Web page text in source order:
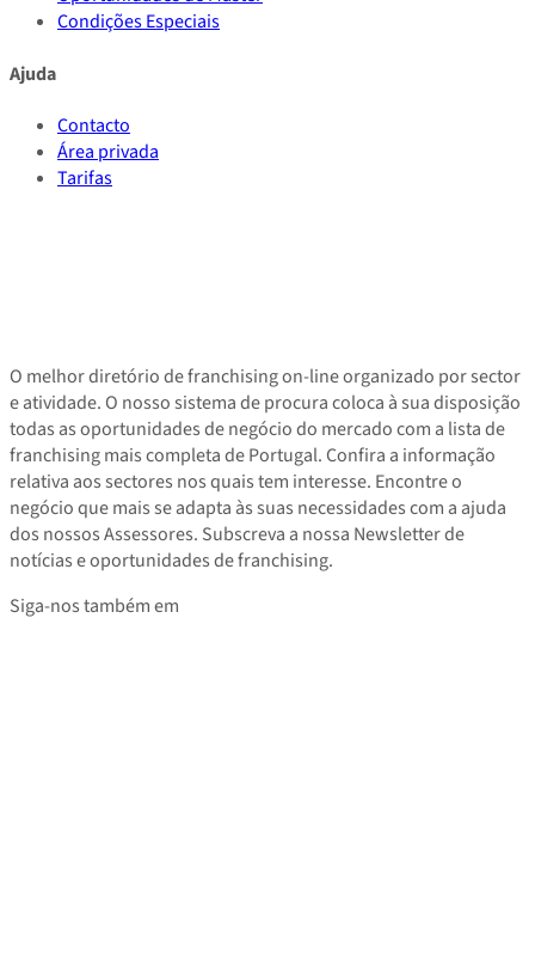
Condições Especiais
Ajuda
Contacto
Área privada
Tarifas
O melhor diretório de franchising on-line organizado por sector
e atividade. O nosso sistema de procura coloca à sua disposição
todas as oportunidades de negócio do mercado com a lista de
franchising mais completa de Portugal. Confira a informação
relativa aos sectores nos quais tem interesse. Encontre o
negócio que mais se adapta às suas necessidades com a ajuda
dos nossos Assessores. Subscreva a nossa Newsletter de
notícias e oportunidades de franchising.
Siga-nos também em